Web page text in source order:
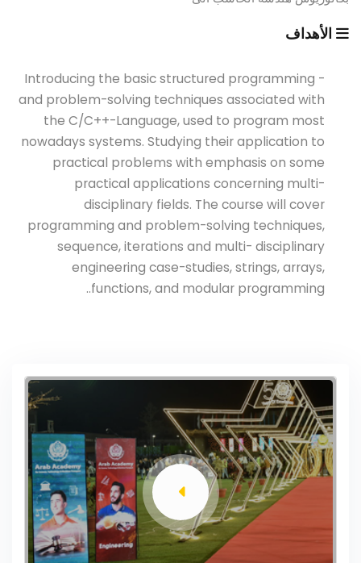
الأهداف
- Introducing the basic structured programming
and problem-solving techniques associated with
the C/C++-Language, used to program most
nowadays systems. Studying their application to
practical problems with emphasis on some
practical applications concerning multi-
disciplinary fields. The course will cover
programming and problem-solving techniques,
sequence, iterations and multi- disciplinary
engineering case-studies, strings, arrays,
functions, and modular programming..